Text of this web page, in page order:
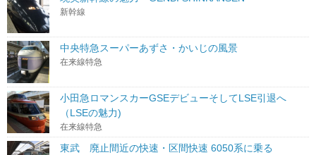
新幹線
中央特急スーパーあずさ・かいじの風景
在来線特急
小田急ロマンスカーGSEデビューそしてLSE引退へ
（LSEの魅力)
在来線特急
東武 廃止間近の快速・区間快速 6050系に乗る